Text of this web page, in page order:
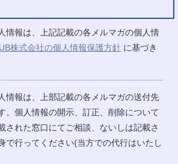
情報は、上記記載の各メルマガの個人情
株式会社の個人情報保護方針 に基づき
情報は、上部記載の各メルマガの送付先
。個人情報の開示、訂正、削除について
された窓口にてご相談、ないしは記載さ
で行ってください(当方での代行はいたし